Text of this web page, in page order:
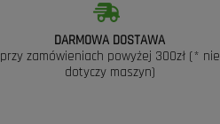
DARMOWA DOSTAWA
przy zamówieniach powyżej 300zł (* nie
dotyczy maszyn)